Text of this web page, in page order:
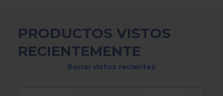
PRODUCTOS VISTOS
RECIENTEMENTE
Borrar vistos recientes